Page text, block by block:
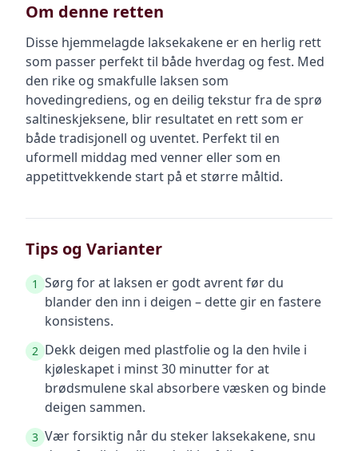
Om denne retten
Disse hjemmelagde laksekakene er en herlig rett
som passer perfekt til både hverdag og fest. Med
den rike og smakfulle laksen som
hovedingrediens, og en deilig tekstur fra de sprø
saltineskjeksene, blir resultatet en rett som er
både tradisjonell og uventet. Perfekt til en
uformell middag med venner eller som en
appetittvekkende start på et større måltid.
Tips og Varianter
1 Sørg for at laksen er godt avrent før du
blander den inn i deigen – dette gir en fastere
konsistens.
2 Dekk deigen med plastfolie og la den hvile i
kjøleskapet i minst 30 minutter for at
brødsmulene skal absorbere væsken og binde
deigen sammen.
3 Vær forsiktig når du steker laksekakene, snu